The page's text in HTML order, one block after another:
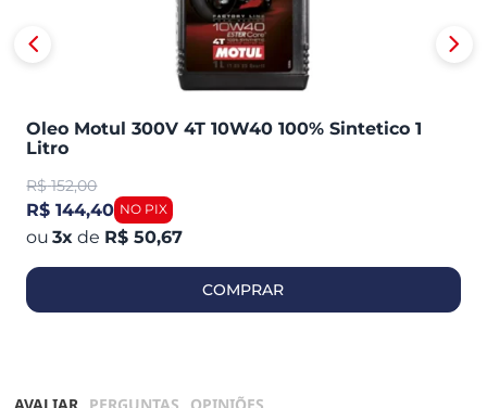
Oleo Motul 300V 4T 10W40 100% Sintetico 1
Litro
R$ 152,00
R$ 144,40
3x de R$ 50,67
COMPRAR